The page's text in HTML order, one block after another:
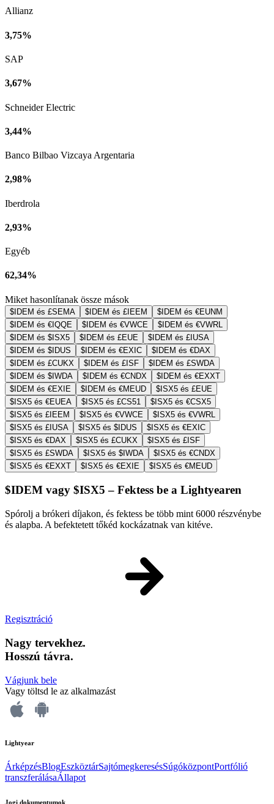
Allianz
3,75%
SAP
3,67%
Schneider Electric
3,44%
Banco Bilbao Vizcaya Argentaria
2,98%
Iberdrola
2,93%
Egyéb
62,34%
Miket hasonlítanak össze mások
$IDEM és £SEMA $IDEM és £IEEM
$IDEM és €EUNM
$IDEM és €IQQE
$IDEM és €VWCE
$IDEM és €VWRL
$IDEM és $ISX5
$IDEM és £EUE
$IDEM és £IUSA
$IDEM és $IDUS
$IDEM és €EXIC
$IDEM és €DAX
$IDEM és £CUKX
$IDEM és £ISF
$IDEM és £SWDA
$IDEM és $IWDA
$IDEM és €CNDX
$IDEM és €EXXT
$IDEM és €EXIE
$IDEM és €MEUD
$ISX5 és £EUE
$ISX5 és €EUEA
$ISX5 és £CS51
$ISX5 és €CSX5
$ISX5 és £IEEM
$ISX5 és €VWCE
$ISX5 és €VWRL
$ISX5 és £IUSA
$ISX5 és $IDUS
$ISX5 és €EXIC
$ISX5 és €DAX
$ISX5 és £CUKX
$ISX5 és £ISF
$ISX5 és £SWDA
$ISX5 és $IWDA
$ISX5 és €CNDX
$ISX5 és €EXXT
$ISX5 és €EXIE $ISX5 és €MEUD
$IDEM vagy $ISX5 – Fektess be a Lightyearen
Spórolj a brókeri díjakon, és fektess be több mint 6000 részvénybe
és alapba. A befektetett tőkéd kockázatnak van kitéve.
Regisztráció
Nagy tervekhez.
Hosszú távra.
Vágjunk bele
Vagy töltsd le az alkalmazást
Lightyear
ÁrképzésBlogEszköztárSajtómegkeresésSúgóközpontPortfólió
transzferálásaÁllapot
Jogi dokumentumok